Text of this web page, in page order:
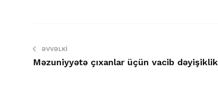
ƏVVƏLKI
Məzuniyyətə çıxanlar üçün vacib dəyişiklik